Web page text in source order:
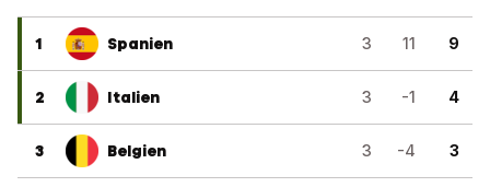
1 Spanien 3 11 9
2 Italien 3 -1 4
3 Belgien 3 -4 3